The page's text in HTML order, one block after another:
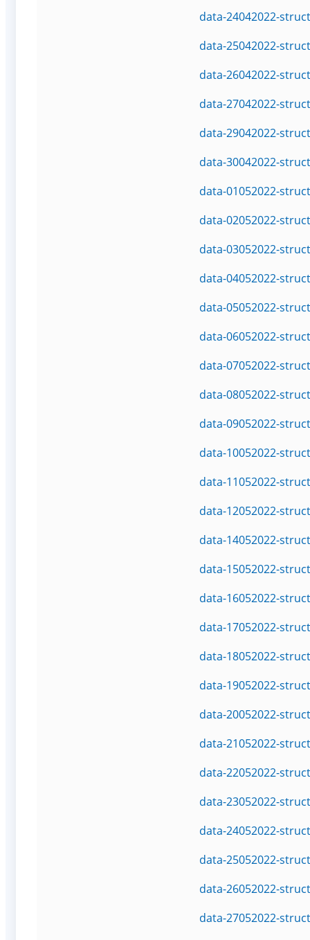
data-24042022-
data-25042022-
data-26042022-
data-27042022-
data-29042022-
data-30042022-
data-01052022-
data-02052022-
data-03052022-
data-04052022-
data-05052022-
data-06052022-
data-07052022-
data-08052022-
data-09052022-
data-10052022-
data-11052022-
data-12052022-
data-14052022-
data-15052022-
data-16052022-
data-17052022-
data-18052022-
data-19052022-
data-20052022-
data-21052022-
data-22052022-
data-23052022-
data-24052022-
data-25052022-
data-26052022-
data-27052022-